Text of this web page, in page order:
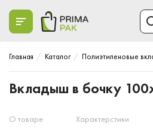
Главная Каталог Полиэтиленовые
Вкладыш в бочку
О товаре Характерстики